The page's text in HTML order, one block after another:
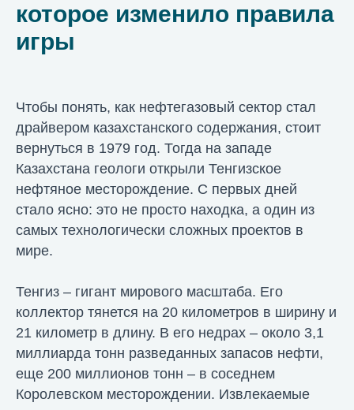
которое изменило правила
игры
Чтобы понять, как нефтегазовый сектор стал
драйвером казахстанского содержания, стоит
вернуться в 1979 год. Тогда на западе
Казахстана геологи открыли Тенгизское
нефтяное месторождение. С первых дней
стало ясно: это не просто находка, а один из
самых технологически сложных проектов в
мире.
Тенгиз – гигант мирового масштаба. Его
коллектор тянется на 20 километров в ширину и
21 километр в длину. В его недрах – около 3,1
миллиарда тонн разведанных запасов нефти,
еще 200 миллионов тонн – в соседнем
Королевском месторождении. Извлекаемые